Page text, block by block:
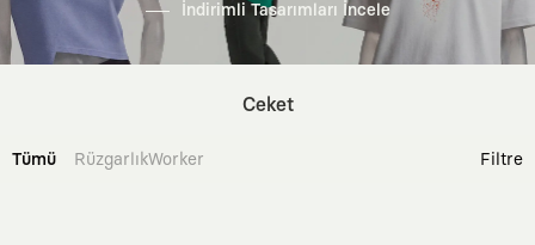
İndirimli Tasarımları İncele
Ceket
Tümü RüzgarlıkWorker Filtre